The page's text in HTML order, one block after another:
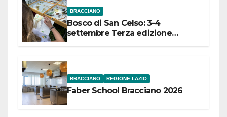
BRACCIANO
Bosco di San Celso: 3-4
settembre Terza edizione
BRACCIANO REGIONE LAZIO
Faber School Bracciano 2026